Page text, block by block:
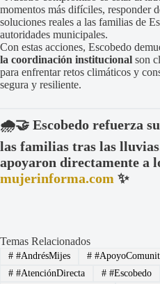
momentos más difíciles, responder
soluciones reales a las familias de
autoridades municipales.
Con estas acciones, Escobedo
la coordinación institucional son
para enfrentar retos climáticos y
segura y resiliente.
🌧️🤝 Escobedo refuerza
las familias tras las
apoyaron directamente a
mujerinforma.com ✨
Temas Relacionados
##AndrésMijes #
##AtenciónDirecta ##Escobedo